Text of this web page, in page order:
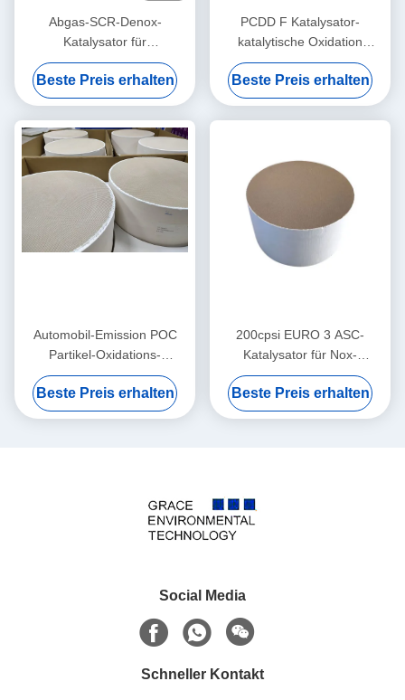
Abgas-SCR-Denox-
Katalysator für
Methangeneratorensätze
(Euro II-V-Norm)
Beste Preis erhalten
PCDD F Katalysator-
katalytische Oxidation
Störungsbesuchs Denox des
Dioxin-doppelten Effektes
TiO2 basierte V2O5 WO3
Beste Preis erhalten
Automobil-Emission POC
Partikel-Oxidations-
Katalysator-
Störungsbesuchs
Katalysator-100cpi
Beste Preis erhalten
200cpsi EURO 3 ASC-
Katalysator für Nox-
Reduzierung durch
Ammoniak-Störungsbesuch
Beste Preis erhalten
Social Media
Schneller Kontakt